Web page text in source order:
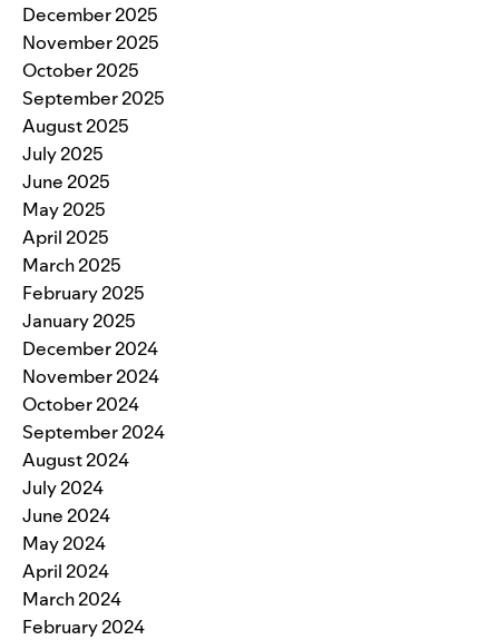
December 2025
November 2025
October 2025
September 2025
August 2025
July 2025
June 2025
May 2025
April 2025
March 2025
February 2025
January 2025
December 2024
November 2024
October 2024
September 2024
August 2024
July 2024
June 2024
May 2024
April 2024
March 2024
February 2024